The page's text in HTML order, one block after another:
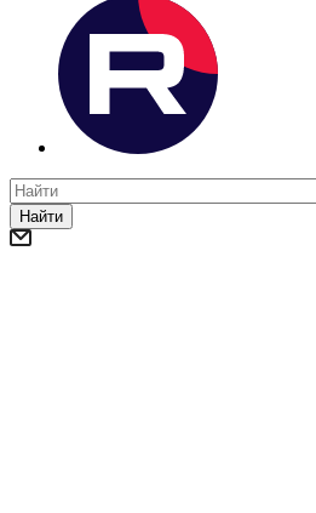
Найти